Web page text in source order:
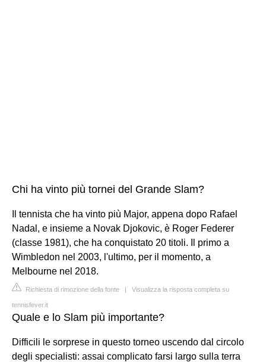
Chi ha vinto più tornei del Grande Slam?
Il tennista che ha vinto più Major, appena dopo Rafael
Nadal, e insieme a Novak Djokovic, è Roger Federer
(classe 1981), che ha conquistato 20 titoli. Il primo a
Wimbledon nel 2003, l'ultimo, per il momento, a
Melbourne nel 2018.
Richiesta di rimozione della fonte | Visualizza la risposta completa su
tennisfever.it
Quale e lo Slam più importante?
Difficili le sorprese in questo torneo uscendo dal circolo
degli specialisti: assai complicato farsi largo sulla terra